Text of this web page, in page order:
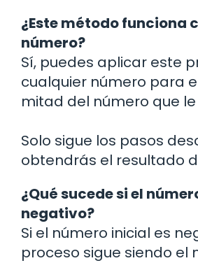
¿Este método funciona
número?
Sí, puedes aplicar este
cualquier número para
mitad del número que
Solo sigue los pasos
obtendrás el resultado
¿Qué sucede si el
negativo?
Si el número inicial es
proceso sigue siendo el